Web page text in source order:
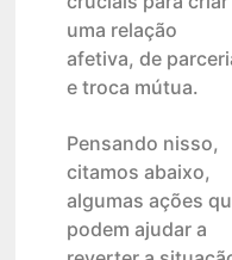
uma relação
afetiva, de
e troca mútua.
Pensando nisso,
citamos abaixo,
algumas ações
podem ajudar a